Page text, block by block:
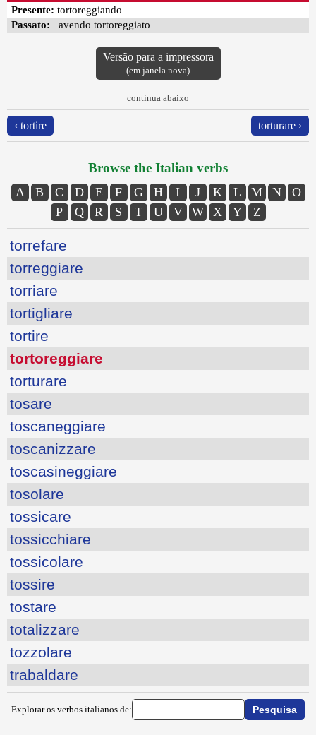
Presente: tortoreggiando
Passato: avendo tortoreggiato
Versão para a impressora
(em janela nova)
continua abaixo
‹ tortire torturare ›
Browse the Italian verbs
A B C D E F G H I J K L M N
O
P
Q R S T U V W X Y Z
torrefare
torreggiare
torriare
tortigliare
tortire
tortoreggiare
torturare
tosare
toscaneggiare
toscanizzare
toscasineggiare
tosolare
tossicare
tossicchiare
tossicolare
tossire
tostare
totalizzare
tozzolare
trabaldare
Explorar os verbos italianos de: